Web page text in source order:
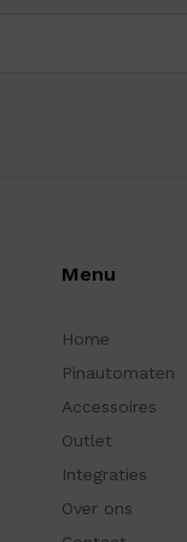
Menu
Home
Pinautomaten
Accessoires
Outlet
Integraties
Over ons